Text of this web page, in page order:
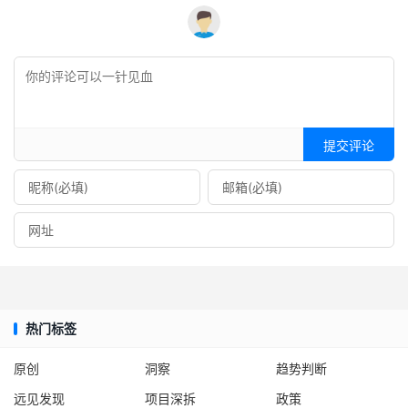
提交评论
热门标签
原创 洞察
趋势判断
远见发现
项目深拆 政策